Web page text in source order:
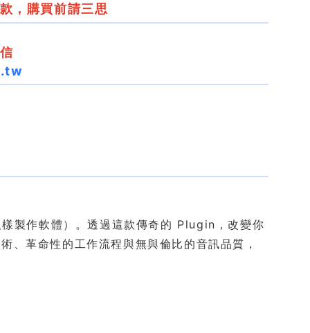
，購買前請三思
製作軟體）。透過這款傳奇的 Plugin，改變你
、革命性的工作流程與無與倫比的音訊品質，